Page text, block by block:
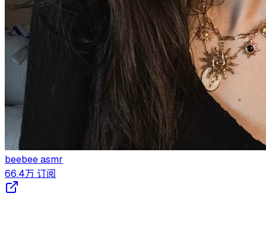
beebee asmr
66.4万 订阅